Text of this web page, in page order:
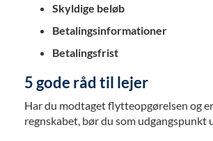
Skyldige beløb
Betalingsinformationer
Betalingsfrist
5 gode råd til lejer
Har du modtaget flytteopgørelsen og
regnskabet, bør du som udgangspunkt